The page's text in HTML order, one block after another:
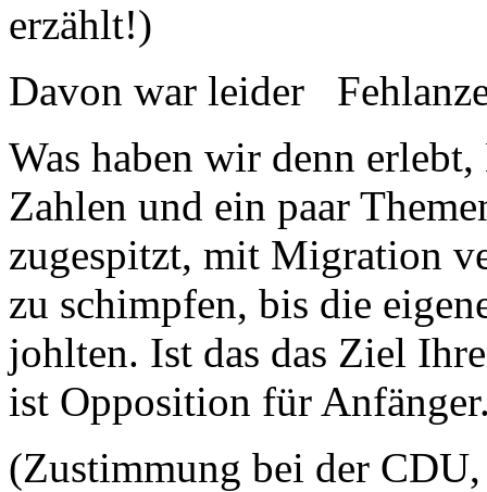
erzählt!)
Davon war leider
Was haben wir denn
Zahlen und ein paar
zugespitzt, mit Migration
zu schimpfen, bis die
johlten. Ist das das Ziel
ist Opposition für
(Zustimmung bei der